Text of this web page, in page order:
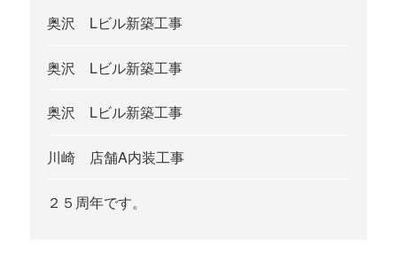
奥沢 Lビル新築工事
奥沢 Lビル新築工事
奥沢 Lビル新築工事
川崎 店舗A内装工事
２５周年です。